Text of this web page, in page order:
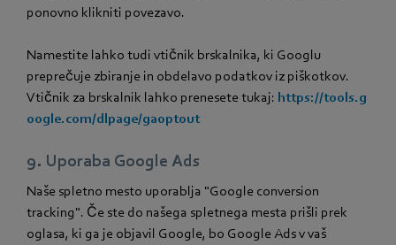
ponovno klikniti povezavo.
Namestite lahko tudi vtičnik brskalnika, ki Googlu
preprečuje zbiranje in obdelavo podatkov iz piškotkov.
Vtičnik za brskalnik lahko prenesete tukaj: https://tools.g
oogle.com/dlpage/gaoptout
9. Uporaba Google Ads
Naše spletno mesto uporablja "Google conversion
tracking". Če ste do našega spletnega mesta prišli prek
oglasa, ki ga je objavil Google, bo Google Ads v vaš